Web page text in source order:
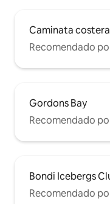
Caminata
Recomendado
Gordons Bay
Recomendado
Bondi Icebergs
Recomendado